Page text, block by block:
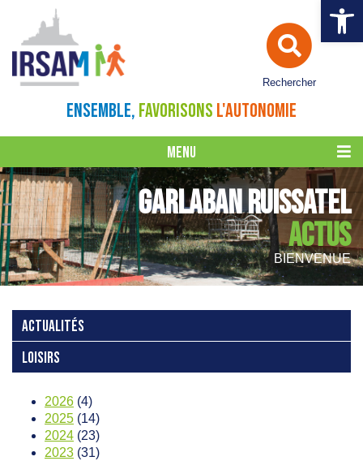
Ouvrir
Rechercher
ENSEMBLE, FAVORISONS L'AUTONOMIE
MENU
GARLABAN RUISSATEL
ACTUS
BIENVENUE
ACTUALITÉS
LOISIRS
2026 (4)
2025 (14)
2024 (23)
2023 (31)